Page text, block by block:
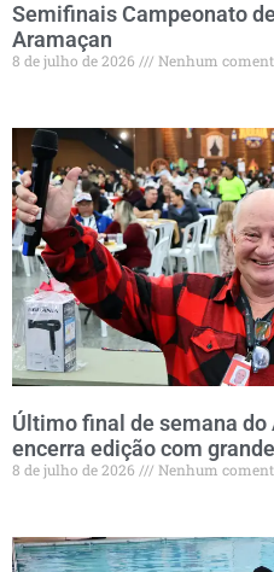
Semifinais Campeonato
Aramaçan
8 de julho de 2026 Nenhum
Último final de semana do
encerra edição com
8 de julho de 2026 Nenhum